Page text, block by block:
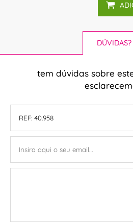
DÚVIDAS?
tem dúvidas sobre